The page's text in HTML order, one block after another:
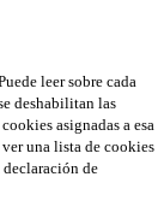
leer sobre cada
deshabilitan las
asignadas a esa
una lista de cookies
de